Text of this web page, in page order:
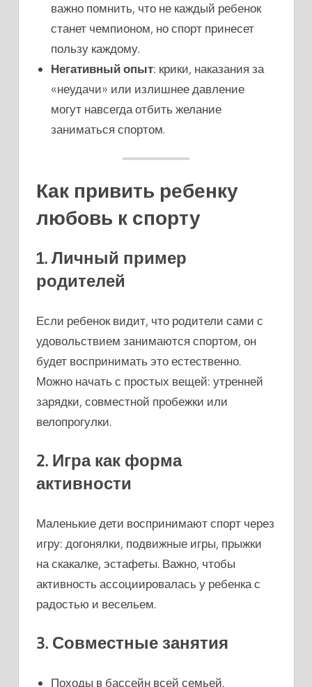
важно помнить, что не каждый ребенок
станет чемпионом, но спорт принесет
пользу каждому.
Негативный опыт: крики, наказания за
«неудачи» или излишнее давление
могут навсегда отбить желание
заниматься спортом.
Как привить ребенку
любовь к спорту
1. Личный пример
родителей
Если ребенок видит, что родители сами с
удовольствием занимаются спортом, он
будет воспринимать это естественно.
Можно начать с простых вещей: утренней
зарядки, совместной пробежки или
велопрогулки.
2. Игра как форма
активности
Маленькие дети воспринимают спорт через
игру: догонялки, подвижные игры, прыжки
на скакалке, эстафеты. Важно, чтобы
активность ассоциировалась у ребенка с
радостью и весельем.
3. Совместные занятия
Походы в бассейн всей семьей.